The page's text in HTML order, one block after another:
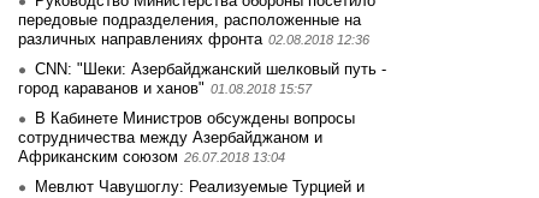
передовые подразделения, расположенные на
различных направлениях фронта 02.08.2018 12:36
CNN: "Шеки: Азербайджанский шелковый путь -
город караванов и ханов" 01.08.2018 15:57
В Кабинете Министров обсуждены вопросы
сотрудничества между Азербайджаном и
Африканским союзом 26.07.2018 13:04
Мевлют Чавушоглу: Реализуемые Турцией и